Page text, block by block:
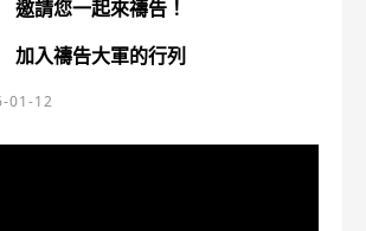
邀請您一起來禱告！
加入禱告大軍的行列
01-12